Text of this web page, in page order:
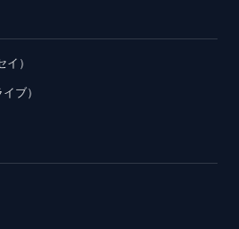
）
ブ）